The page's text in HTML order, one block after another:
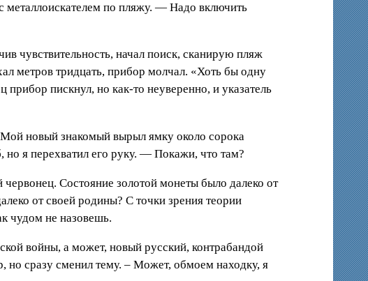
металлоискателем по пляжу. — Надо включить
чувствительность, начал поиск, сканирую пляж
метров тридцать, прибор молчал. «Хоть бы одну
прибор пискнул, но как-то неуверенно, и указатель
новый знакомый вырыл ямку около сорока
но я перехватил его руку. — Покажи, что там?
Состояние золотой монеты было далеко от
от своей родины? С точки зрения теории
чудом не назовешь.
войны, а может, новый русский, контрабандой
сразу сменил тему. – Может, обмоем находку, я